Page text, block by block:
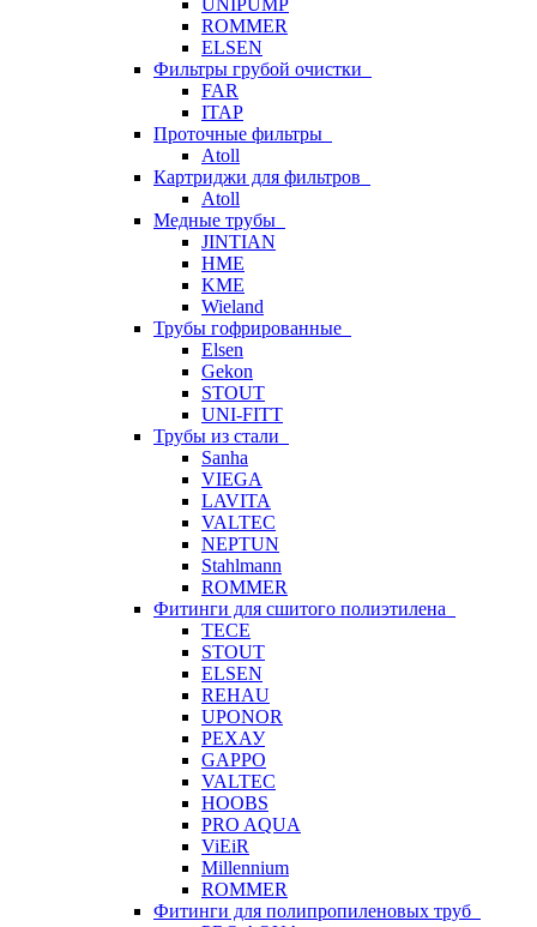
UNIPUMP
ROMMER
ELSEN
Фильтры грубой очистки
FAR
ITAP
Проточные фильтры
Atoll
Картриджи для фильтров
Atoll
Медные трубы
JINTIAN
HME
KME
Wieland
Трубы гофрированные
Elsen
Gekon
STOUT
UNI-FITT
Трубы из стали
Sanha
VIEGA
LAVITA
VALTEC
NEPTUN
Stahlmann
ROMMER
Фитинги для сшитого полиэтилена
TECE
STOUT
ELSEN
REHAU
UPONOR
РЕХАУ
GAPPO
VALTEC
HOOBS
PRO AQUA
ViEiR
Millennium
ROMMER
Фитинги для полипропиленовых труб